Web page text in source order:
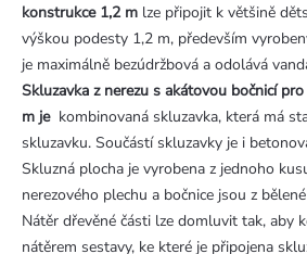
konstrukce 1,2 m lze připojit k většině
výškou podesty 1,2 m, především
je maximálně bezúdržbová a odolává
Skluzavka z nerezu s akátovou bočnicí
m jekombinovaná skluzavka, která má
skluzavku. Součástí skluzavky je i
Skluzná plocha je vyrobena z jednoho
nerezového plechu a bočnice jsou z
Nátěr dřevěné části lze domluvit tak, aby
nátěrem sestavy, ke které je připojena